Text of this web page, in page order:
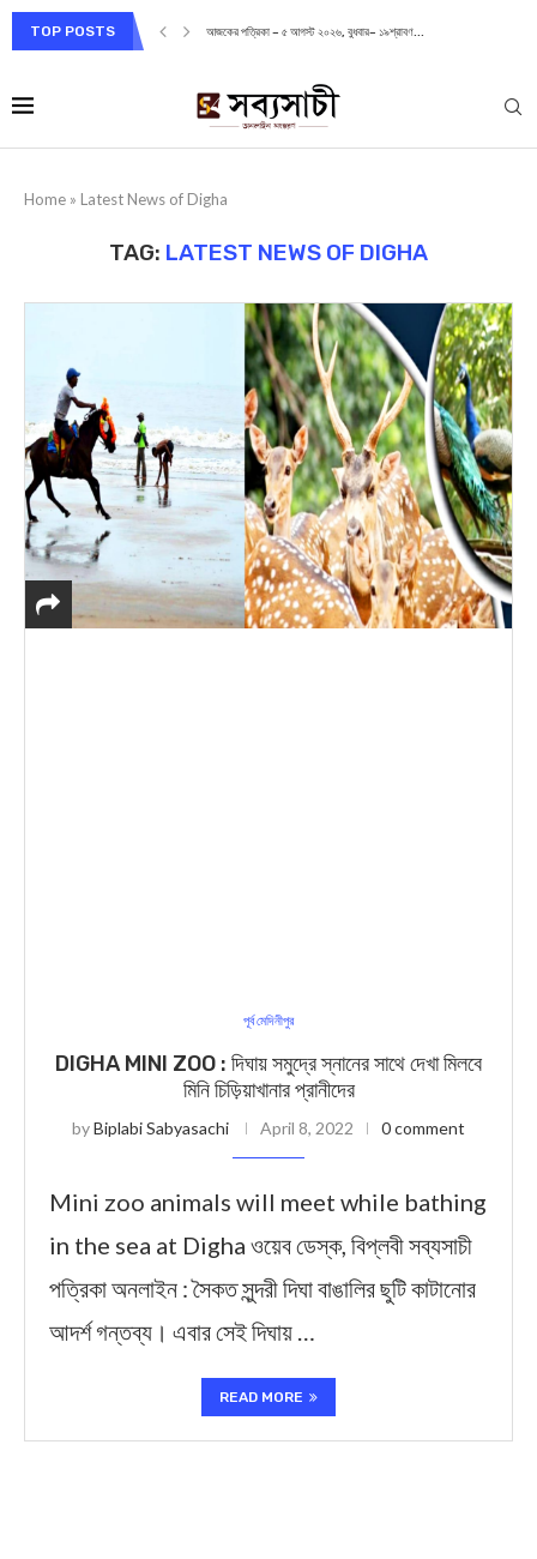
TOP POSTS আজকের পত্রিকা – ৫ আগস্ট ২০২৬, বুধবার– ১৯শ্রাবণ...
Home » Latest News of Digha
TAG: LATEST NEWS OF DIGHA
পূর্ব মেদিনীপুর
DIGHA MINI ZOO : দিঘায় সমুদ্রে স্নানের সাথে দেখা মিলবে
মিনি চিড়িয়াখানার প্রানীদের
byBiplabi Sabyasachi April 8, 2022 0 comment
Mini zoo animals will meet while bathing
in the sea at Digha ওয়েব ডেস্ক, বিপ্লবী সব্যসাচী
পত্রিকা অনলাইন : সৈকত সুন্দরী দিঘা বাঙালির ছুটি কাটানোর
আদর্শ গন্তব্য। এবার সেই দিঘায় …
READ MORE